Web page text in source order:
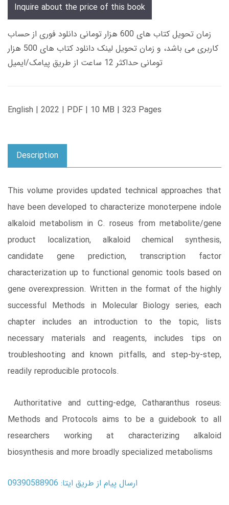
Inquire about the price of this book
زمان تحویل کتاب های 600 هزار تومانی دانلود فوری از حساب
کاربری می باشد، و زمان تحویل لینک دانلود کتاب های 500 هزار
تومانی حداکثر 12 ساعت از طریق پیامک/ایمیل
English | 2022 | PDF | 10 MB | 323 Pages
Description
This volume provides updated technical approaches that
have been developed to characterize monoterpene indole
alkaloid metabolism in C. roseus from metabolite/gene
product localization, alkaloid chemical synthesis,
candidate gene prediction, transcription factor
characterization up to functional genomic tools based on
gene overexpression. Written in the format of the highly
successful Methods in Molecular Biology series, each
chapter includes an introduction to the topic, lists
necessary materials and reagents, includes tips on
troubleshooting and known pitfalls, and step-by-step,
readily reproducible protocols.
Authoritative and cutting-edge, Catharanthus roseus:
Methods and Protocols aims to be a guidebook to all
researchers working at characterizing alkaloid
biosynthesis and more broadly specialized metabolisms
ارسال پیام از طریق ایتا: 09390588906